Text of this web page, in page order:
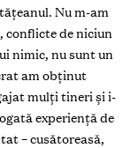
Nu m-am
conflicte de niciun
nimic, nu sunt un
am obținut
mulți tineri și i-
experiență de
– cusătoreasă,